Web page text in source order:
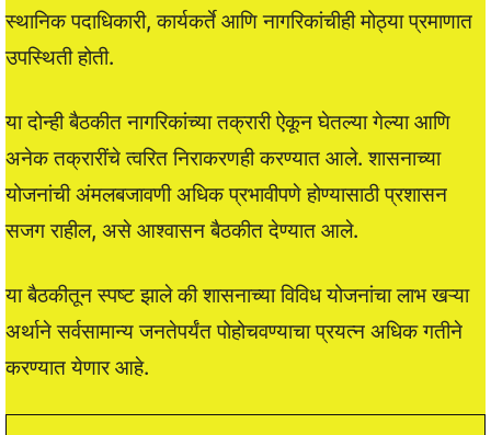
स्थानिक पदाधिकारी, कार्यकर्ते आणि नागरिकांचीही मोठ्या प्रमाणात
उपस्थिती होती.
या दोन्ही बैठकीत नागरिकांच्या तक्रारी ऐकून घेतल्या गेल्या आणि
अनेक तक्रारींचे त्वरित निराकरणही करण्यात आले. शासनाच्या
योजनांची अंमलबजावणी अधिक प्रभावीपणे होण्यासाठी प्रशासन
सजग राहील, असे आश्वासन बैठकीत देण्यात आले.
या बैठकीतून स्पष्ट झाले की शासनाच्या विविध योजनांचा लाभ खऱ्या
अर्थाने सर्वसामान्य जनतेपर्यंत पोहोचवण्याचा प्रयत्न अधिक गतीने
करण्यात येणार आहे.